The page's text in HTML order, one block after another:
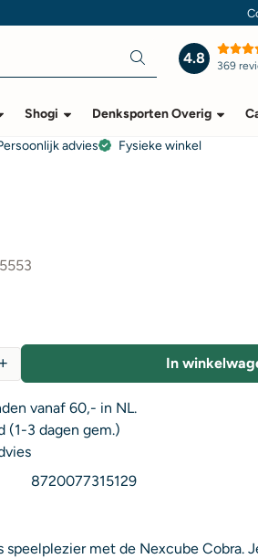
4.8 369
Shogi Denksporten Overig
advies
Fysieke winkel
In
vanaf 60,- in NL.
(1-3 dagen gem.)
8720077315129
speelplezier met de Nexcube Cobra.